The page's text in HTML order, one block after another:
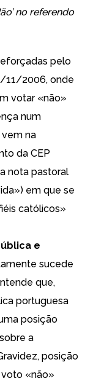
no referendo
pelo
11/2006, onde
votar «não»
num
na
da CEP
nota pastoral
em que se
católicos»
e
sucede
que,
portuguesa
posição
a
posição
«não»